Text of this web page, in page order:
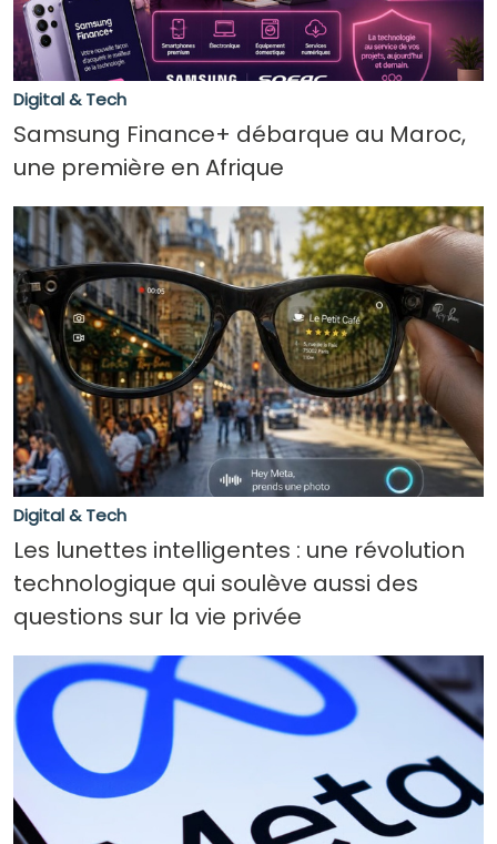
Loi sur les syndicats : le dossier revient, mais
le consensus reste à fabriquer
Carburants : les syndicats du transport
RAM : feu vert officiel à une académie
dédiée à la maintenance aéronautique
Transport routier : une nouvelle tranche
d’aide exceptionnelle annoncée
Pêche à Tanger : les débarquements
progressent de 92 % à fin juin
Digital & Tech
Samsung Finance+ débarque au Maroc,
une première en Afrique
Digital & Tech
Les lunettes intelligentes : une révolution
technologique qui soulève aussi des
questions sur la vie privée